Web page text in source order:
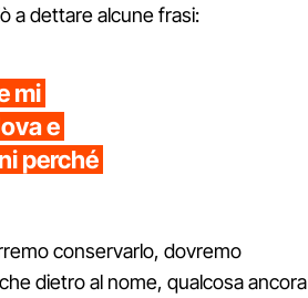
a dettare alcune frasi:
mi
e
perché
conservarlo, dovremo
dietro al nome, qualcosa ancora